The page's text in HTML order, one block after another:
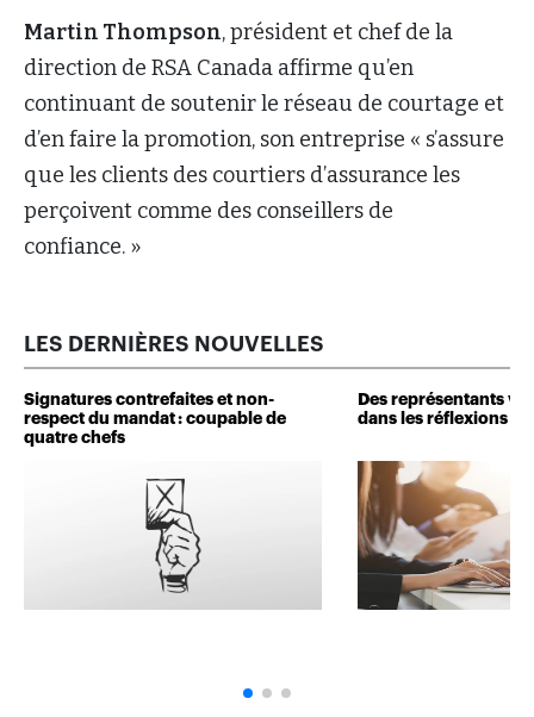
Martin Thompson, président et chef de la
direction de RSA Canada affirme qu’en
continuant de soutenir le réseau de courtage et
d’en faire la promotion, son entreprise « s’assure
que les clients des courtiers d’assurance les
perçoivent comme des conseillers de
confiance. »
LES DERNIÈRES NOUVELLES
Signatures contrefaites et non-
respect du mandat : coupable de
quatre chefs
Des représentants
dans les réflexions de